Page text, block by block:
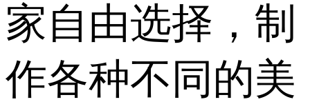
家自由选择，制
作各种不同的美